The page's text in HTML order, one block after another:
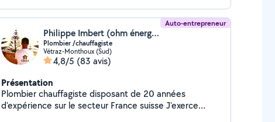
Auto-entrepreneur
Philippe Imbert (ohm énergies)
Plombier /chauffagiste
Vétraz-Monthoux (Sud)
4,8/5 (83 avis)
Présentation
Plombier chauffagiste disposant de 20 années
d'expérience sur le secteur France suisse J'exerce